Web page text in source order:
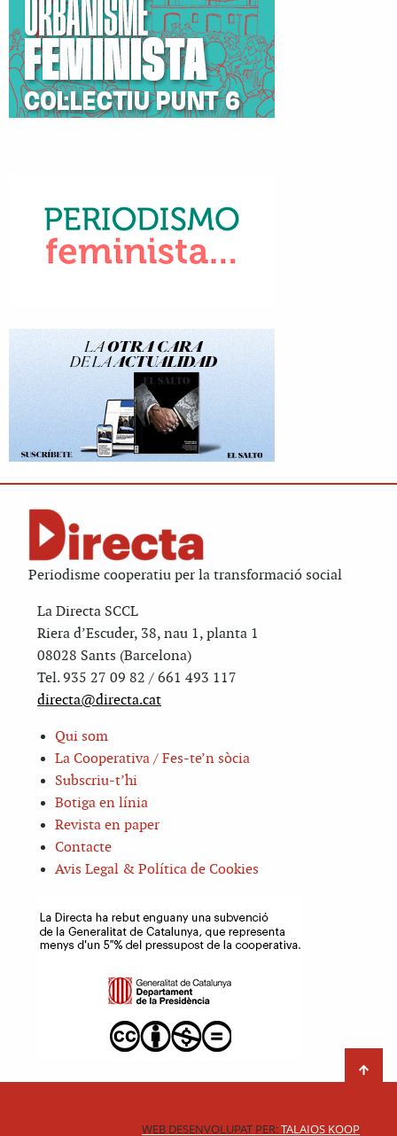
Periodisme cooperatiu per la transformació social
La Directa SCCL
Riera d’Escuder, 38, nau 1, planta 1
08028 Sants (Barcelona)
Tel. 935 27 09 82 / 661 493 117
directa@directa.cat
Qui som
La Cooperativa / Fes-te’n sòcia
Subscriu-t’hi
Botiga en línia
Revista en paper
Contacte
Avis Legal & Política de Cookies
WEB DESENVOLUPAT PER:TALAIOS KOOP